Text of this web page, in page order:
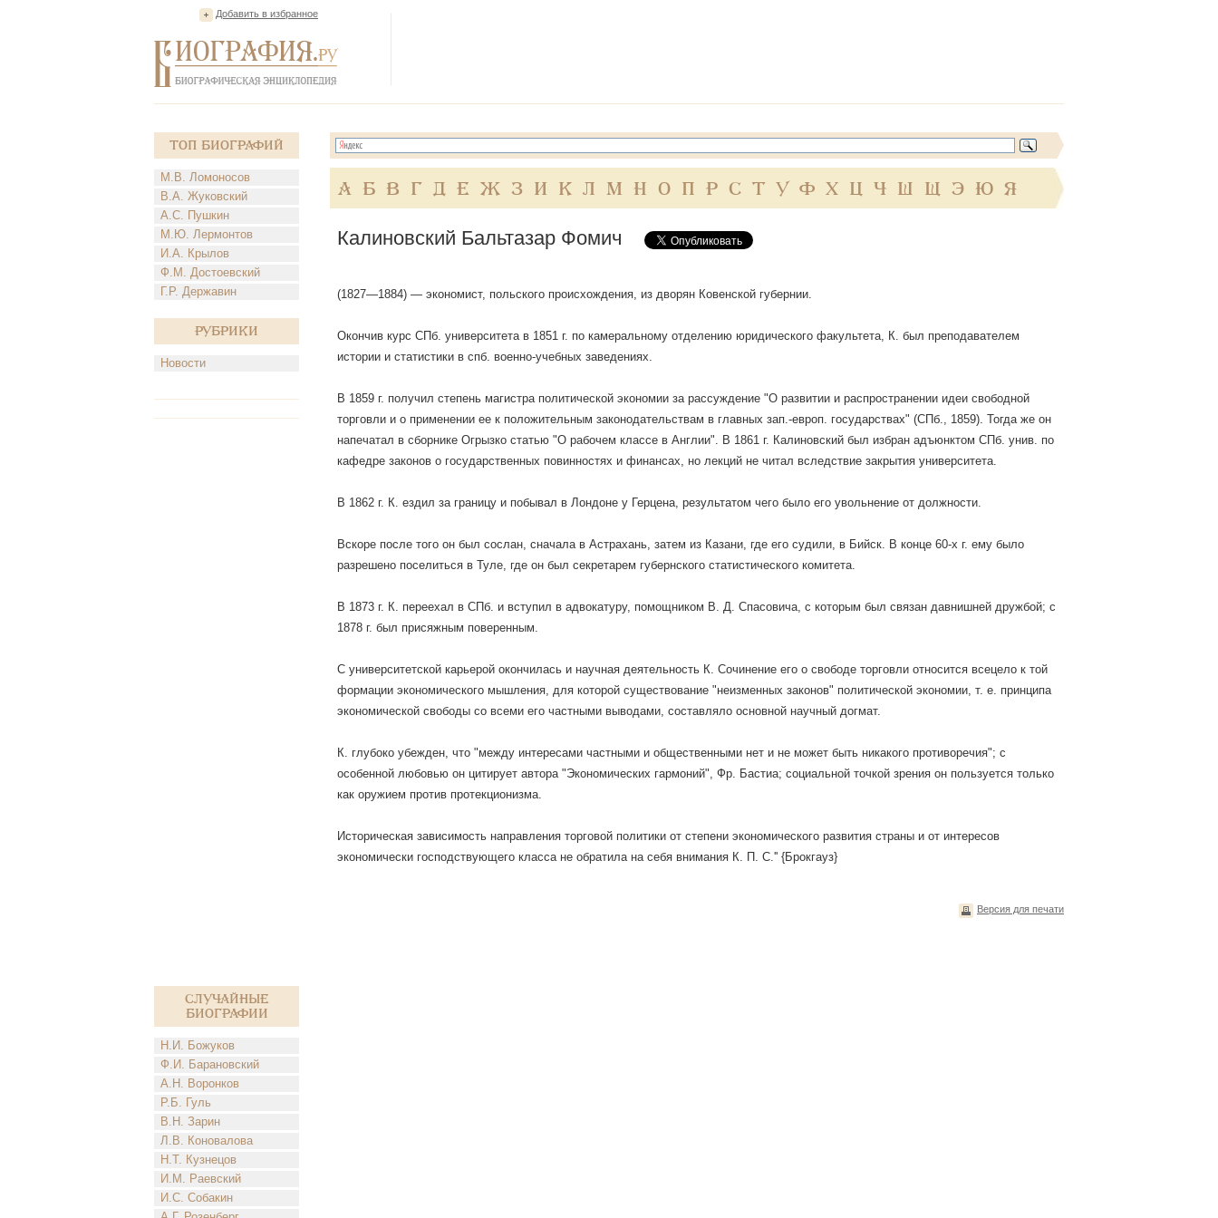
Добавить в избранное
Топ Биографий
М.В. Ломоносов
В.А. Жуковский
А.С. Пушкин
М.Ю. Лермонтов
И.А. Крылов
Ф.М. Достоевский
Г.Р. Державин
Рубрики
Новости
Случайные
биографии
Н.И. Божуков
Ф.И. Барановский
А.Н. Воронков
Р.Б. Гуль
В.Н. Зарин
Л.В. Коновалова
Н.Т. Кузнецов
И.М. Раевский
И.С. Собакин
А Б В Г Д Е Ж З И К Л М Н О П Р С Т У Ф Х Ц Ч Ш Щ Э Ю Я
Калиновский Бальтазар Фомич
(1827—1884) — экономист, польского происхождения, из дворян Ковенской губернии.
Окончив курс СПб. университета в 1851 г. по камеральному отделению юридического факультета, К. был преподавателем
истории и статистики в спб. военно-учебных заведениях.
В 1859 г. получил степень магистра политической экономии за рассуждение "О развитии и распространении идеи свободной
торговли и о применении ее к положительным законодательствам в главных зап.-европ. государствах" (СПб., 1859). Тогда же он
напечатал в сборнике Огрызко статью "О рабочем классе в Англии". В 1861 г. Калиновский был избран адъюнктом СПб. унив. по
кафедре законов о государственных повинностях и финансах, но лекций не читал вследствие закрытия университета.
В 1862 г. К. ездил за границу и побывал в Лондоне у Герцена, результатом чего было его увольнение от должности.
Вскоре после того он был сослан, сначала в Астрахань, затем из Казани, где его судили, в Бийск. В конце 60-х г. ему было
разрешено поселиться в Туле, где он был секретарем губернского статистического комитета.
В 1873 г. К. переехал в СПб. и вступил в адвокатуру, помощником В. Д. Спасовича, с которым был связан давнишней дружбой; с
1878 г. был присяжным поверенным.
С университетской карьерой окончилась и научная деятельность К. Сочинение его о свободе торговли относится всецело к той
формации экономического мышления, для которой существование "неизменных законов" политической экономии, т. е. принципа
экономической свободы со всеми его частными выводами, составляло основной научный догмат.
К. глубоко убежден, что "между интересами частными и общественными нет и не может быть никакого противоречия"; с
особенной любовью он цитирует автора "Экономических гармоний", Фр. Бастиа; социальной точкой зрения он пользуется только
как оружием против протекционизма.
Историческая зависимость направления торговой политики от степени экономического развития страны и от интересов
экономически господствующего класса не обратила на себя внимания К. П. С.'' {Брокгауз}
Версия для печати